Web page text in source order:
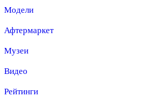
Модели
Афтермаркет
Музеи
Видео
Рейтинги